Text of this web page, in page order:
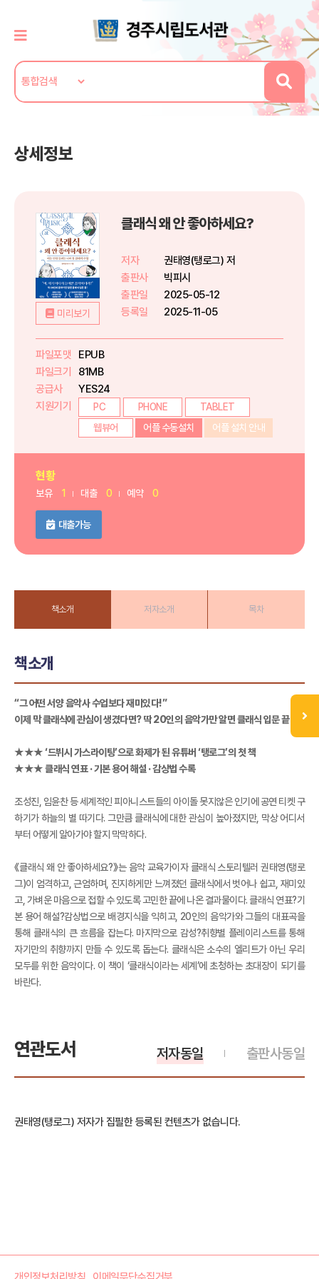
상세정보
미리보기
클래식 왜 안 좋아하세요?
저자
권태영(탱로그) 저
출판사
빅피시
출판일
2025-05-12
등록일
2025-11-05
파일포맷
EPUB
파일크기
81MB
공급사
YES24
지원기기
PC PHONE
TABLET
웹뷰어
어플 수동설치 어플 설치 안내
현황
보유 1 대출 0 예약 0
대출가능
책소개 저자소개 목차
책소개
“그 어떤 서양 음악사 수업보다 재미있다!”
이제 막 클래식에 관심이 생겼다면? 딱 20인의 음악가만 알면 클래식 입문 끝!
★★★ ‘드뷔시 가스라이팅’으로 화제가 된 유튜버 ‘탱로그’의 첫 책
★★★ 클래식 연표 · 기본 용어 해설 · 감상법 수록
조성진, 임윤찬 등 세계적인 피아니스트들의 아이돌 못지않은 인기에 공연 티켓 구
하기가 하늘의 별 따기다. 그만큼 클래식에 대한 관심이 높아졌지만, 막상 어디서
부터 어떻게 알아가야 할지 막막하다.
《클래식 왜 안 좋아하세요?》는 음악 교육가이자 클래식 스토리텔러 권태영(탱로
그)이 엄격하고, 근엄하며, 진지하게만 느껴졌던 클래식에서 벗어나 쉽고, 재미있
고, 가벼운 마음으로 접할 수 있도록 고민한 끝에 나온 결과물이다. 클래식 연표?기
본 용어 해설?감상법으로 배경지식을 익히고, 20인의 음악가와 그들의 대표곡을
통해 클래식의 큰 흐름을 잡는다. 마지막으로 감성?취향별 플레이리스트를 통해
자기만의 취향까지 만들 수 있도록 돕는다. 클래식은 소수의 엘리트가 아닌 우리
모두를 위한 음악이다. 이 책이 ‘클래식이라는 세계’에 초청하는 초대장이 되기를
바란다.
연관도서 출판사동일
저자동일
권태영(탱로그) 저자가 집필한 등록된 컨텐츠가 없습니다.